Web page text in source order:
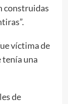
construidas
víctima de
tenía una
de